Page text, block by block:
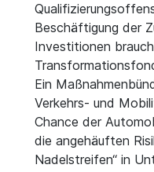
Beschäftigung der
Investitionen
Ein
Verkehrs- und
Chance der
die angehäuften
Nadelstreifen“ in